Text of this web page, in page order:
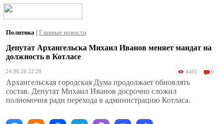
Политика | Главные новости
Депутат Архангельска Михаил Иванов меняет мандат на
должность в Котласе
24.06.26 22:28 4401 0
Архангельская городская Дума продолжает обновлять
состав. Депутат Михаил Иванов досрочно сложил
полномочия ради перехода в администрацию Котласа.